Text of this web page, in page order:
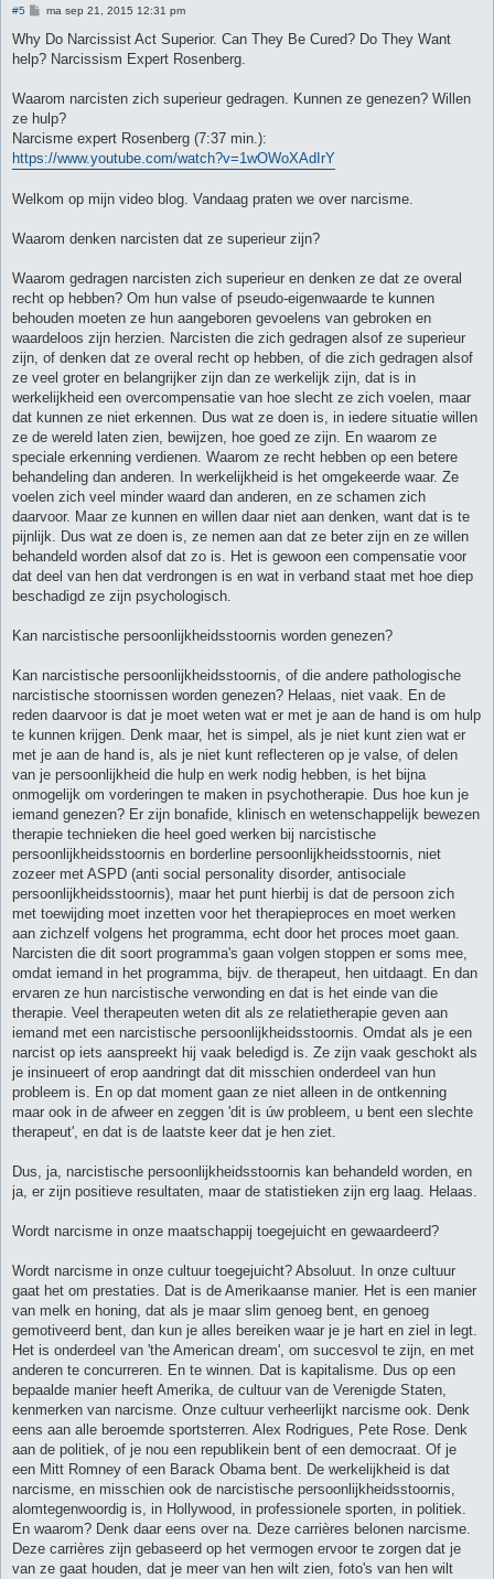
#5
B
c
ma sep 21, 2015 12:31 pm
Why Do Narcissist Act Superior. Can They Be Cured? Do They Want
help? Narcissism Expert Rosenberg.
Waarom narcisten zich superieur gedragen. Kunnen ze genezen? Willen
ze hulp?
Narcisme expert Rosenberg (7:37 min.):
https://www.youtube.com/watch?v=1wOWoXAdIrY
Welkom op mijn video blog. Vandaag praten we over narcisme.
Waarom denken narcisten dat ze superieur zijn?
Waarom gedragen narcisten zich superieur en denken ze dat ze overal
recht op hebben? Om hun valse of pseudo-eigenwaarde te kunnen
behouden moeten ze hun aangeboren gevoelens van gebroken en
waardeloos zijn herzien. Narcisten die zich gedragen alsof ze superieur
zijn, of denken dat ze overal recht op hebben, of die zich gedragen alsof
ze veel groter en belangrijker zijn dan ze werkelijk zijn, dat is in
werkelijkheid een overcompensatie van hoe slecht ze zich voelen, maar
dat kunnen ze niet erkennen. Dus wat ze doen is, in iedere situatie willen
ze de wereld laten zien, bewijzen, hoe goed ze zijn. En waarom ze
speciale erkenning verdienen. Waarom ze recht hebben op een betere
behandeling dan anderen. In werkelijkheid is het omgekeerde waar. Ze
voelen zich veel minder waard dan anderen, en ze schamen zich
daarvoor. Maar ze kunnen en willen daar niet aan denken, want dat is te
pijnlijk. Dus wat ze doen is, ze nemen aan dat ze beter zijn en ze willen
behandeld worden alsof dat zo is. Het is gewoon een compensatie voor
dat deel van hen dat verdrongen is en wat in verband staat met hoe diep
beschadigd ze zijn psychologisch.
Kan narcistische persoonlijkheidsstoornis worden genezen?
Kan narcistische persoonlijkheidsstoornis, of die andere pathologische
narcistische stoornissen worden genezen? Helaas, niet vaak. En de
reden daarvoor is dat je moet weten wat er met je aan de hand is om hulp
te kunnen krijgen. Denk maar, het is simpel, als je niet kunt zien wat er
met je aan de hand is, als je niet kunt reflecteren op je valse, of delen
van je persoonlijkheid die hulp en werk nodig hebben, is het bijna
onmogelijk om vorderingen te maken in psychotherapie. Dus hoe kun je
iemand genezen? Er zijn bonafide, klinisch en wetenschappelijk bewezen
therapie technieken die heel goed werken bij narcistische
persoonlijkheidsstoornis en borderline persoonlijkheidsstoornis, niet
zozeer met ASPD (anti social personality disorder, antisociale
persoonlijkheidsstoornis), maar het punt hierbij is dat de persoon zich
met toewijding moet inzetten voor het therapieproces en moet werken
aan zichzelf volgens het programma, echt door het proces moet gaan.
Narcisten die dit soort programma's gaan volgen stoppen er soms mee,
omdat iemand in het programma, bijv. de therapeut, hen uitdaagt. En dan
ervaren ze hun narcistische verwonding en dat is het einde van die
therapie. Veel therapeuten weten dit als ze relatietherapie geven aan
iemand met een narcistische persoonlijkheidsstoornis. Omdat als je een
narcist op iets aanspreekt hij vaak beledigd is. Ze zijn vaak geschokt als
je insinueert of erop aandringt dat dit misschien onderdeel van hun
probleem is. En op dat moment gaan ze niet alleen in de ontkenning
maar ook in de afweer en zeggen 'dit is úw probleem, u bent een slechte
therapeut', en dat is de laatste keer dat je hen ziet.
Dus, ja, narcistische persoonlijkheidsstoornis kan behandeld worden, en
ja, er zijn positieve resultaten, maar de statistieken zijn erg laag. Helaas.
Wordt narcisme in onze maatschappij toegejuicht en gewaardeerd?
Wordt narcisme in onze cultuur toegejuicht? Absoluut. In onze cultuur
gaat het om prestaties. Dat is de Amerikaanse manier. Het is een manier
van melk en honing, dat als je maar slim genoeg bent, en genoeg
gemotiveerd bent, dan kun je alles bereiken waar je je hart en ziel in legt.
Het is onderdeel van 'the American dream', om succesvol te zijn, en met
anderen te concurreren. En te winnen. Dat is kapitalisme. Dus op een
bepaalde manier heeft Amerika, de cultuur van de Verenigde Staten,
kenmerken van narcisme. Onze cultuur verheerlijkt narcisme ook. Denk
eens aan alle beroemde sportsterren. Alex Rodrigues, Pete Rose. Denk
aan de politiek, of je nou een republikein bent of een democraat. Of je
een Mitt Romney of een Barack Obama bent. De werkelijkheid is dat
narcisme, en misschien ook de narcistische persoonlijkheidsstoornis,
alomtegenwoordig is, in Hollywood, in professionele sporten, in politiek.
En waarom? Denk daar eens over na. Deze carrières belonen narcisme.
Deze carrières zijn gebaseerd op het vermogen ervoor te zorgen dat je
van ze gaat houden, dat je meer van hen wilt zien, foto's van hen wilt